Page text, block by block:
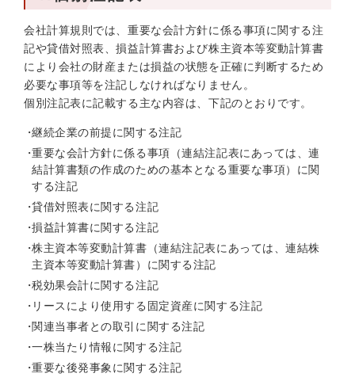
会社計算規則では、重要な会計方針に係る事項に関する注
記や貸借対照表、損益計算書および株主資本等変動計算書
により会社の財産または損益の状態を正確に判断するため
必要な事項等を注記しなければなりません。
個別注記表に記載する主な内容は、下記のとおりです。
継続企業の前提に関する注記
重要な会計方針に係る事項（連結注記表にあっては、連
結計算書類の作成のための基本となる重要な事項）に関
する注記
貸借対照表に関する注記
損益計算書に関する注記
株主資本等変動計算書（連結注記表にあっては、連結株
主資本等変動計算書）に関する注記
税効果会計に関する注記
リースにより使用する固定資産に関する注記
関連当事者との取引に関する注記
一株当たり情報に関する注記
重要な後発事象に関する注記